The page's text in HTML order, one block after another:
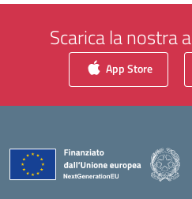
Scarica la nostra
App Store